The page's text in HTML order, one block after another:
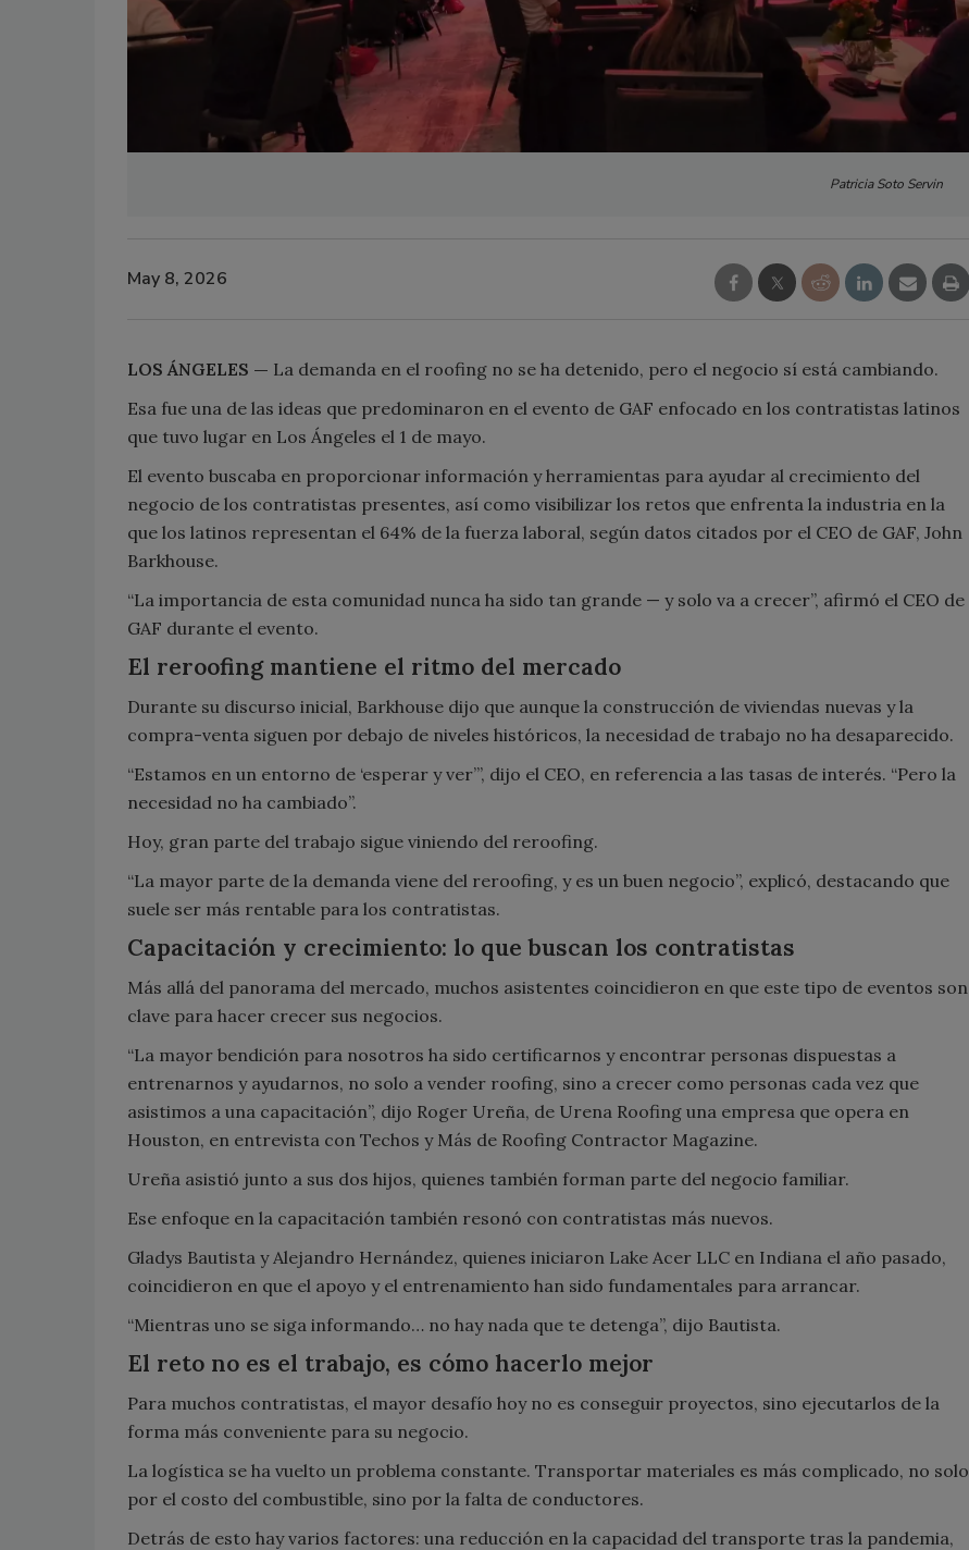
Patricia Soto Servin
May 8, 2026
LOS ÁNGELES — La demanda en el roofing no se ha detenido, pero el negocio sí está cambiando.
Esa fue una de las ideas que predominaron en el evento de GAF enfocado en los contratistas latinos
que tuvo lugar en Los Ángeles el 1 de mayo.
El evento buscaba en proporcionar información y herramientas para ayudar al crecimiento del
negocio de los contratistas presentes, así como visibilizar los retos que enfrenta la industria en la
que los latinos representan el 64% de la fuerza laboral, según datos citados por el CEO de GAF, John
Barkhouse.
“La importancia de esta comunidad nunca ha sido tan grande — y solo va a crecer”, afirmó el CEO de
GAF durante el evento.
El reroofing mantiene el ritmo del mercado
Durante su discurso inicial, Barkhouse dijo que aunque la construcción de viviendas nuevas y la
compra-venta siguen por debajo de niveles históricos, la necesidad de trabajo no ha desaparecido.
“Estamos en un entorno de ‘esperar y ver’”, dijo el CEO, en referencia a las tasas de interés. “Pero la
necesidad no ha cambiado”.
Hoy, gran parte del trabajo sigue viniendo del reroofing.
“La mayor parte de la demanda viene del reroofing, y es un buen negocio”, explicó, destacando que
suele ser más rentable para los contratistas.
Capacitación y crecimiento: lo que buscan los contratistas
Más allá del panorama del mercado, muchos asistentes coincidieron en que este tipo de eventos son
clave para hacer crecer sus negocios.
“La mayor bendición para nosotros ha sido certificarnos y encontrar personas dispuestas a
entrenarnos y ayudarnos, no solo a vender roofing, sino a crecer como personas cada vez que
asistimos a una capacitación”, dijo Roger Ureña, de Urena Roofing una empresa que opera en
Houston, en entrevista con Techos y Más de Roofing Contractor Magazine.
Ureña asistió junto a sus dos hijos, quienes también forman parte del negocio familiar.
Ese enfoque en la capacitación también resonó con contratistas más nuevos.
Gladys Bautista y Alejandro Hernández, quienes iniciaron Lake Acer LLC en Indiana el año pasado,
coincidieron en que el apoyo y el entrenamiento han sido fundamentales para arrancar.
“Mientras uno se siga informando… no hay nada que te detenga”, dijo Bautista.
El reto no es el trabajo, es cómo hacerlo mejor
Para muchos contratistas, el mayor desafío hoy no es conseguir proyectos, sino ejecutarlos de la
forma más conveniente para su negocio.
La logística se ha vuelto un problema constante. Transportar materiales es más complicado, no solo
por el costo del combustible, sino por la falta de conductores.
Detrás de esto hay varios factores: una reducción en la capacidad del transporte tras la pandemia,